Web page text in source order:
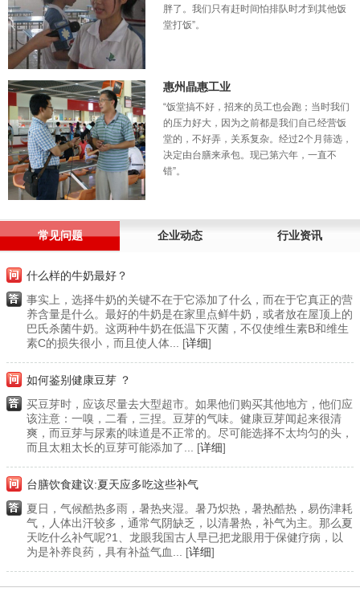
胖了。我们只有赶时间怕排队时才到其他饭
堂打饭”。
惠州晶惠工业
“饭堂搞不好，招来的员工也会跑；当时我们
的压力好大，因为之前都是我们自己经营饭
堂的，不好弄，关系复杂。经过2个月筛选，
决定由台膳来承包。现已第六年，一直不
错”。
常见问题 企业动态 行业资讯
什么样的牛奶最好？
事实上，选择牛奶的关键不在于它添加了什么，而在于它真正的营
养含量是什么。最好的牛奶是在家里点鲜牛奶，或者放在屋顶上的
巴氏杀菌牛奶。这两种牛奶在低温下灭菌，不仅使维生素B和维生
素C的损失很小，而且使人体... [详细]
如何鉴别健康豆芽 ？
买豆芽时，应该尽量去大型超市。如果他们购买其他地方，他们应
该注意：一嗅，二看，三捏。豆芽的气味。健康豆芽闻起来很清
爽，而豆芽与尿素的味道是不正常的。尽可能选择不太均匀的头，
而且太粗太长的豆芽可能添加了... [详细]
台膳饮食建议:夏天应多吃这些补气
夏日，气候酷热多雨，暑热夹湿。暑乃炽热，暑热酷热，易伤津耗
气，人体出汗较多，通常气阴缺乏，以清暑热，补气为主。那么夏
天吃什么补气呢?1、龙眼我国古人早已把龙眼用于保健疗病，以
为是补养良药，具有补益气血... [详细]